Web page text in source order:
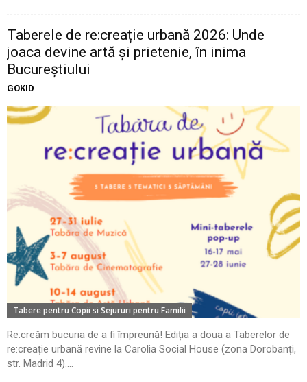
Taberele de re:creație urbană 2026: Unde
joaca devine artă și prietenie, în inima
Bucureștiului
GOKID
Tabere pentru Copii si Sejururi pentru Familii
Re:creăm bucuria de a fi împreună! Ediția a doua a Taberelor de
re:creație urbană revine la Carolia Social House (zona Dorobanți,
str. Madrid 4)....